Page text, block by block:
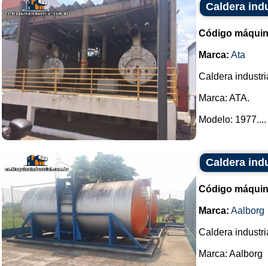
Caldera
Código
Marca: Ata
Caldera
Marca: ATA.
Modelo: 1977....
Caldera
Código
Marca: Aalborg
Caldera
Marca: Aalborg